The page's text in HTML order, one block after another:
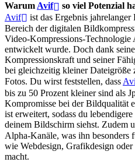
Warum Avif
so viel Potenzial
Avif
ist das Ergebnis
Bereich der digitalen
Video-Kompressions-
entwickelt wurde. Doch dank
Kompressionskraft und seiner
bei gleichzeitig kleiner Dateigröße
Fotos. Du wirst feststellen, dass
bis zu 50 Prozent kleiner sind als
Kompromisse bei der Bildqualität
ist erweitert, sodass du
deinem Bildschirm siehst. Zudem
Alpha-Kanäle, was ihn besonders
wie Webdesign, Grafikdesign
macht.